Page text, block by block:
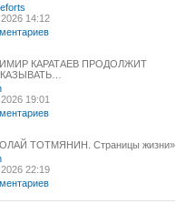
14:12
КАРАТАЕВ ПРОДОЛЖИТ
19:01
ТОТМЯНИН. Страницы жизни»
22:19